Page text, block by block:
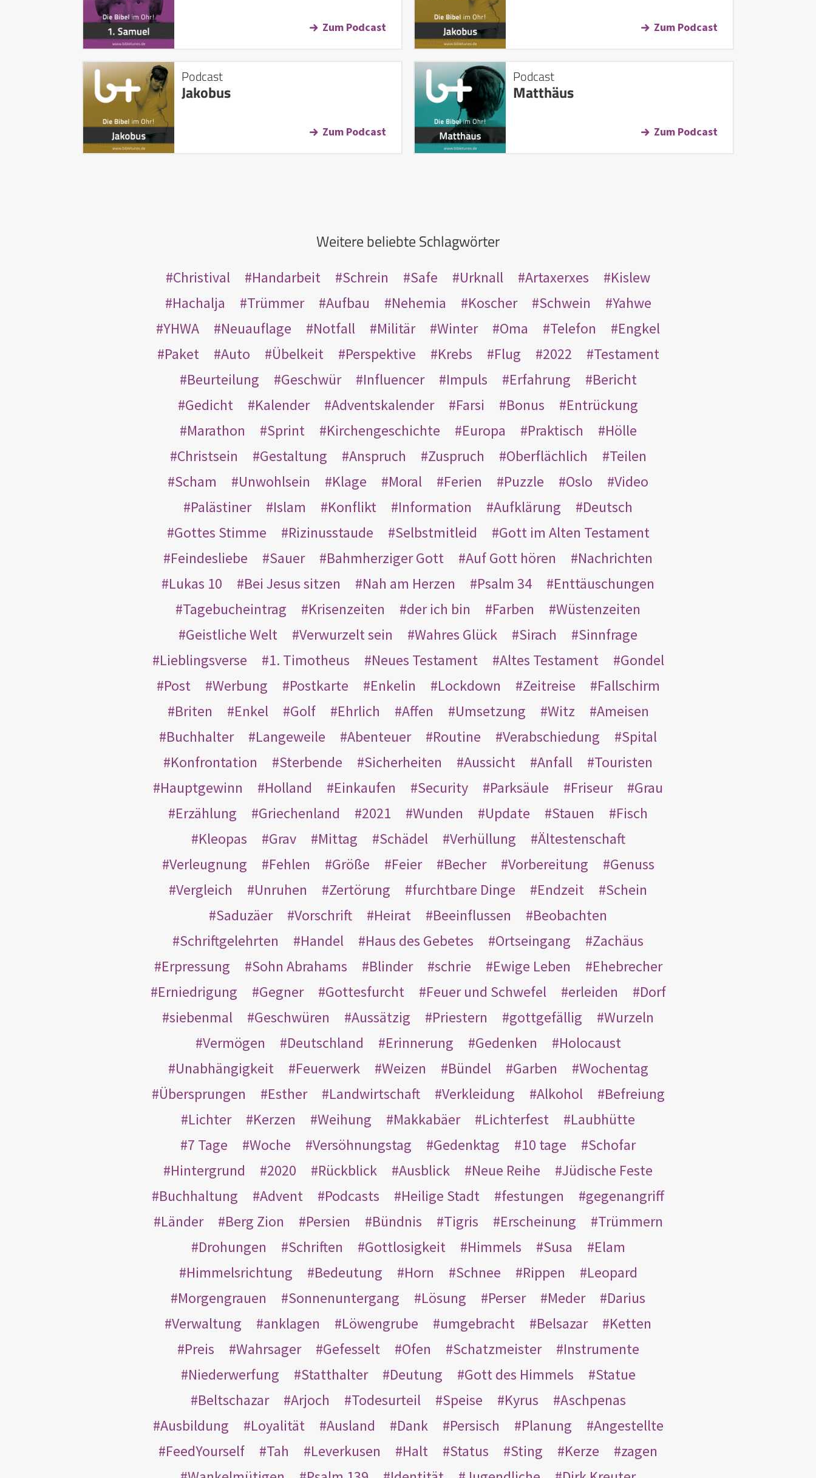
Zum Podcast Zum Podcast
Podcast
Jakobus
Zum Podcast
Podcast
Matthäus
Zum Podcast
Weitere beliebte Schlagwörter
Christival Handarbeit Schrein Safe Urknall Artaxerxes
Kislew
Hachalja
Trümmer Aufbau Nehemia Koscher Schwein
Yahwe
YHWA
Neuauflage Notfall Militär Winter Oma Telefon
Engkel
Paket
Auto Übelkeit Perspektive Krebs Flug 2022
Testament
Beurteilung
Geschwür Influencer Impuls Erfahrung
Bericht
Gedicht
Kalender Adventskalender Farsi Bonus
Entrückung
Marathon
Sprint Kirchengeschichte Europa Praktisch
Hölle
Christsein
Gestaltung Anspruch Zuspruch Oberflächlich
Teilen
Scham
Unwohlsein Klage Moral Ferien Puzzle Oslo
Video
Palästiner
Islam Konflikt Information Aufklärung
Deutsch
Gottes Stimme
Rizinusstaude Selbstmitleid
Gott im Alten Testament
Feindesliebe
Sauer Bahmherziger Gott Auf Gott hören
Nachrichten
Lukas 10
Bei Jesus sitzen Nah am Herzen Psalm 34
Enttäuschungen
Tagebucheintrag
Krisenzeiten der ich bin Farben
Wüstenzeiten
Geistliche Welt
Verwurzelt sein Wahres Glück Sirach
Sinnfrage
Lieblingsverse
1. Timotheus Neues Testament Altes Testament
Gondel
Post
Werbung Postkarte Enkelin Lockdown Zeitreise
Fallschirm
Briten
Enkel Golf Ehrlich Affen Umsetzung Witz
Ameisen
Buchhalter
Langeweile Abenteuer Routine Verabschiedung
Spital
Konfrontation
Sterbende Sicherheiten Aussicht Anfall
Touristen
Hauptgewinn
Holland Einkaufen Security Parksäule Friseur
Grau
Erzählung
Griechenland 2021 Wunden Update Stauen
Fisch
Kleopas
Grav Mittag Schädel Verhüllung
Ältestenschaft
Verleugnung
Fehlen Größe Feier Becher Vorbereitung
Genuss
Vergleich
Unruhen Zertörung furchtbare Dinge Endzeit
Schein
Saduzäer
Vorschrift Heirat Beeinflussen
Beobachten
Schriftgelehrten
Handel Haus des Gebetes Ortseingang
Zachäus
Erpressung
Sohn Abrahams Blinder schrie Ewige Leben
Ehebrecher
Erniedrigung
Gegner Gottesfurcht Feuer und Schwefel erleiden
Dorf
siebenmal
Geschwüren Aussätzig Priestern gottgefällig
Wurzeln
Vermögen
Deutschland Erinnerung Gedenken
Holocaust
Unabhängigkeit
Feuerwerk Weizen Bündel Garben
Wochentag
Übersprungen
Esther Landwirtschaft Verkleidung Alkohol
Befreiung
Lichter
Kerzen Weihung Makkabäer Lichterfest
Laubhütte
7 Tage
Woche Versöhnungstag Gedenktag 10 tage
Schofar
Hintergrund
2020 Rückblick Ausblick Neue Reihe
Jüdische Feste
Buchhaltung
Advent Podcasts Heilige Stadt festungen
gegenangriff
Länder
Berg Zion Persien Bündnis Tigris Erscheinung
Trümmern
Drohungen
Schriften Gottlosigkeit Himmels Susa
Elam
Himmelsrichtung
Bedeutung Horn Schnee Rippen
Leopard
Morgengrauen
Sonnenuntergang Lösung Perser Meder
Darius
Verwaltung
anklagen Löwengrube umgebracht Belsazar
Ketten
Preis
Wahrsager Gefesselt Ofen Schatzmeister
Instrumente
Niederwerfung
Statthalter Deutung Gott des Himmels
Statue
Beltschazar
Arjoch Todesurteil Speise Kyrus
Aschpenas
Ausbildung
Loyalität Ausland Dank Persisch Planung
Angestellte
FeedYourself
Tah Leverkusen Halt Status Sting Kerze
zagen